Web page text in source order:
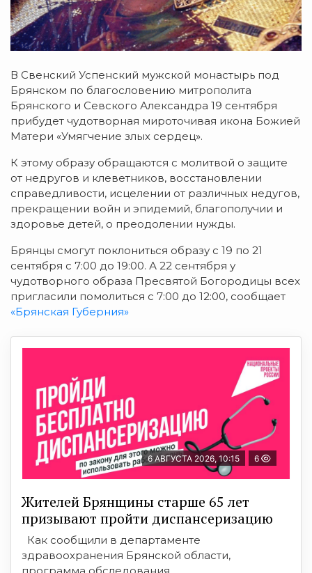
В Свенский Успенский мужской монастырь под
Брянском по благословению митрополита
Брянского и Севского Александра 19 сентября
прибудет чудотворная мироточивая икона Божией
Матери «Умягчение злых сердец».
К этому образу обращаются с молитвой о защите
от недругов и клеветников, восстановлении
справедливости, исцелении от различных недугов,
прекращении войн и эпидемий, благополучии и
здоровье детей, о преодолении нужды.
Брянцы смогут поклониться образу с 19 по 21
сентября с 7:00 до 19:00. А 22 сентября у
чудотворного образа Пресвятой Богородицы всех
пригласили помолиться с 7:00 до 12:00, сообщает
«Брянская Губерния»
6 АВГУСТА 2026, 10:15 6
Жителей Брянщины старше 65 лет
призывают пройти диспансеризацию
Как сообщили в департаменте
здравоохранения Брянской области,